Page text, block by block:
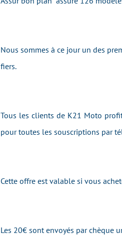
Nous sommes à ce jour un des
fiers.
Tous les clients de K21 Moto
pour toutes les souscriptions par
Cette offre est valable si vous
Les 20€ sont envoyés par chèque